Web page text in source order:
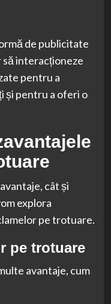
de publicitate
interacționeze
pentru a
și pentru a oferi o
cât și
explora
pe trotuare.
pe trotuare
avantaje, cum